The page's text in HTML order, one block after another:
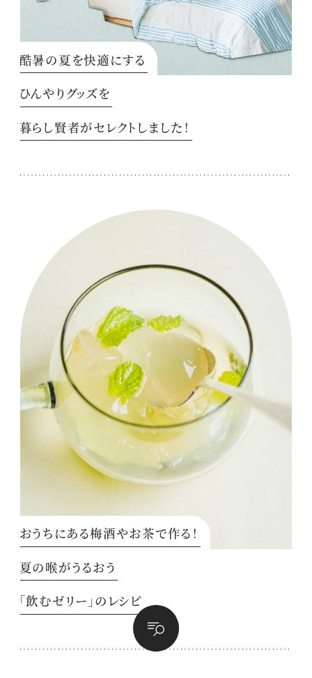
酷暑の夏を快適にする
ひんやりグッズを
暮らし賢者がセレクトしました！
おうちにある梅酒やお茶で作る！
夏の喉がうるおう
「飲むゼリー」のレシピ